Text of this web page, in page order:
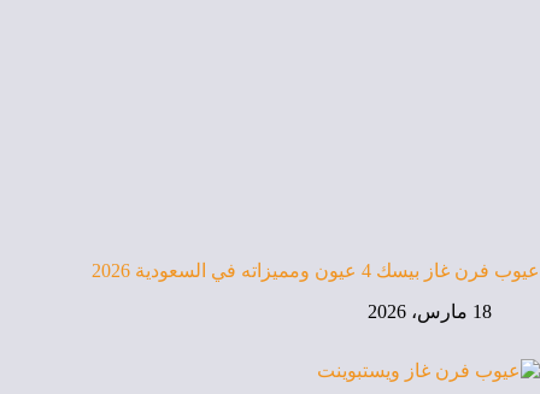
عيوب فرن غاز بيسك 4 عيون ومميزاته في السعودية 2026
18 مارس، 2026